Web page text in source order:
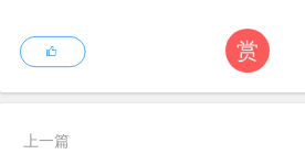
赏
上一篇